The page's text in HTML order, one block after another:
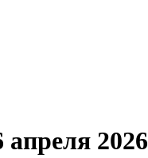
апреля 2026